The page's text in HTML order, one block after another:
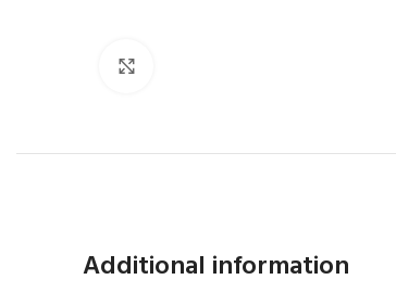
Additional information